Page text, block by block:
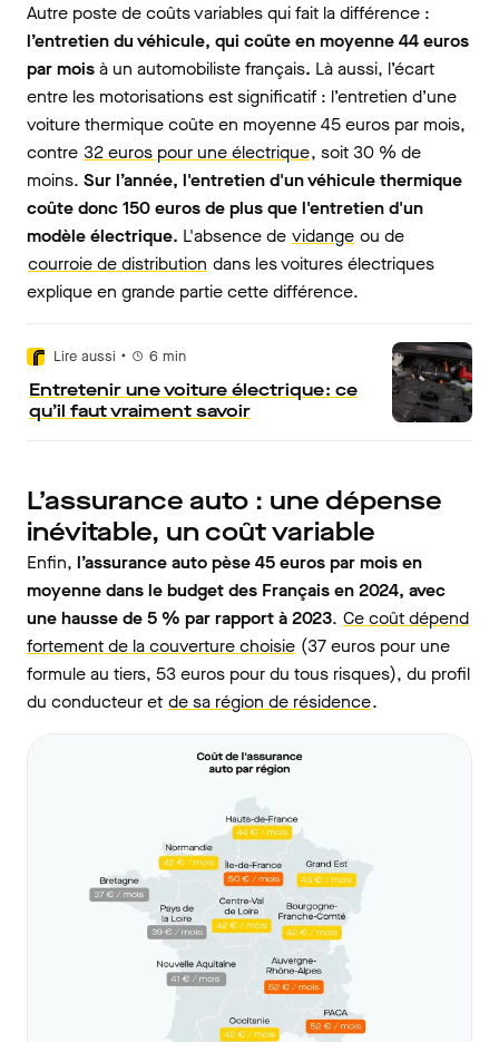
Autre poste de coûts variables qui fait la différence :
l’entretien du véhicule, qui coûte en moyenne 44 euros
par moisà un automobiliste français. Là aussi, l’écart
entre les motorisations est significatif : l’entretien d’une
voiture thermique coûte en moyenne 45 euros par mois,
contre 32 euros pour une électrique, soit 30 % de
moins. Sur l’année, l'entretien d'un véhicule thermique
coûte donc 150 euros de plus que l'entretien d'un
modèle électrique. L'absence de vidange ou de
courroie de distribution dans les voitures électriques
explique en grande partie cette différence.
Lire aussi • 6 min
Entretenir une voiture électrique : ce
qu’il faut vraiment savoir
L’assurance auto : une dépense
inévitable, un coût variable
Enfin, l’assurance auto pèse 45 euros par mois en
moyenne dans le budget des Français en 2024, avec
une hausse de 5 % par rapport à 2023. Ce coût dépend
fortement de la couverture choisie (37 euros pour une
formule au tiers, 53 euros pour du tous risques), du profil
du conducteur et de sa région de résidence.